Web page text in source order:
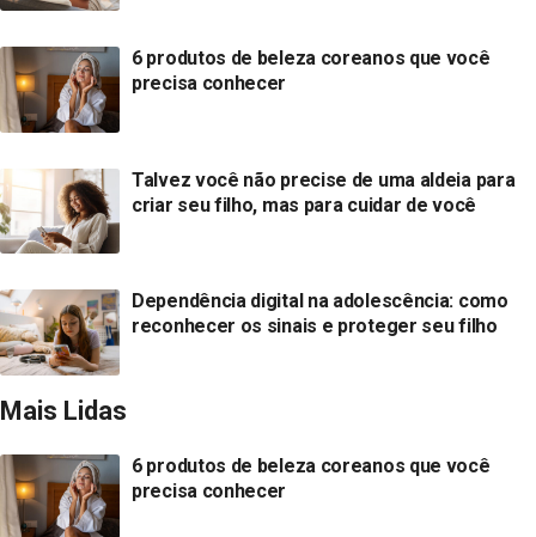
6 produtos de beleza coreanos que você
precisa conhecer
Talvez você não precise de uma aldeia para
criar seu filho, mas para cuidar de você
Dependência digital na adolescência: como
reconhecer os sinais e proteger seu filho
Mais Lidas
6 produtos de beleza coreanos que você
precisa conhecer